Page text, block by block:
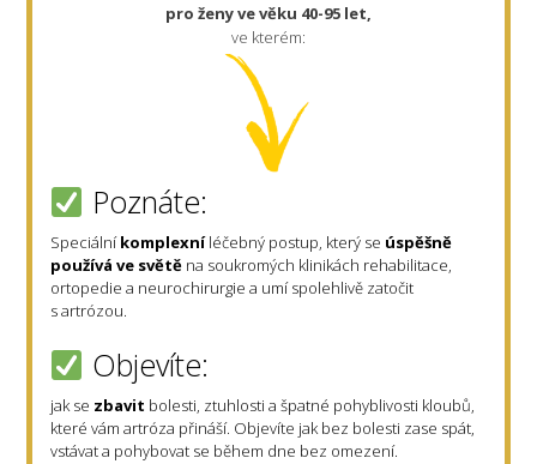
pro ženy ve věku 40-95 let,
ve kterém:
Poznáte:
Speciálníkomplexníléčebný postup, který se úspěšně
používá ve světě na soukromých klinikách rehabilitace,
ortopedie a neurochirurgie a umí spolehlivě zatočit
s artrózou.
Objevíte:
jak se zbavit bolesti, ztuhlosti a špatné pohyblivosti kloubů,
které vám artróza přináší. Objevíte jak bez bolesti zase spát,
vstávat a pohybovat se během dne bez omezení.